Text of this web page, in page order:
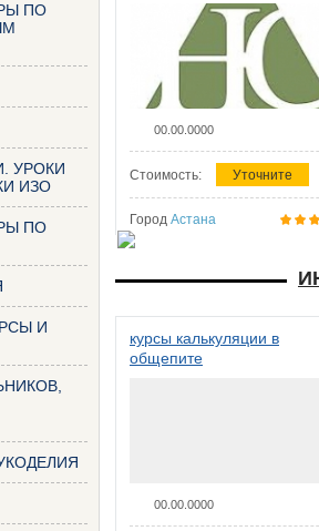
ПО
УРОКИ
ИЗО
ПО
И
00.00.0000
Стоимость: Уточните
Город Астана
курсы калькуляции в
общепите
00.00.0000